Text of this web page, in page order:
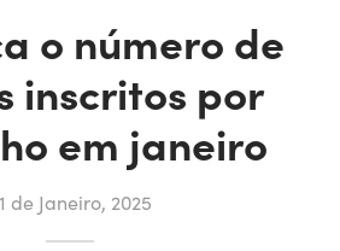
o número de
inscritos por
em janeiro
de Janeiro, 2025